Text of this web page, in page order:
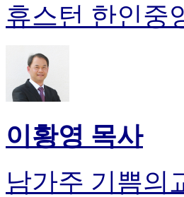
휴스턴 한인중
이황영 목사
남가주 기쁨의